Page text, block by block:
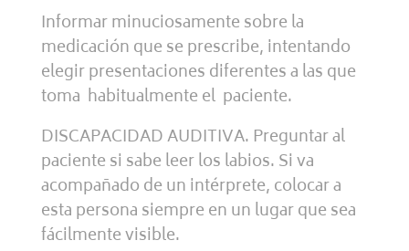
Informar minuciosamente sobre la
medicación que se prescribe, intentando
elegir presentaciones diferentes a las que
toma habitualmente el paciente.
DISCAPACIDAD AUDITIVA. Preguntar al
paciente si sabe leer los labios. Si va
acompañado de un intérprete, colocar a
esta persona siempre en un lugar que sea
fácilmente visible.